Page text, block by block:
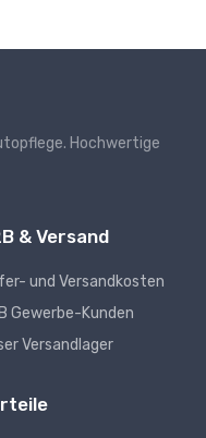
Hochwertige
& Versand
und Versandkosten
Gewerbe-Kunden
Versandlager